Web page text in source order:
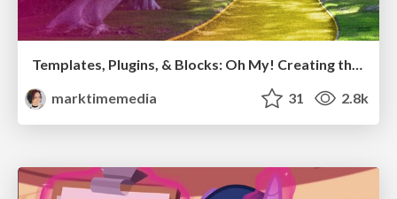
Templates, Plugins, & Blocks: Oh My! Creating the theme that thinks of everything
marktimemedia
31 2.8k